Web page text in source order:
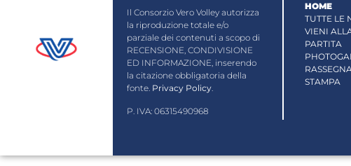
Il Consorzio Vero Volley autorizza
la riproduzione totale e/o
parziale dei contenuti a scopo di
RECENSIONE, CONDIVISIONE
ED INFORMAZIONE, inserendo
la citazione obbligatoria della
fonte. Privacy Policy.
P. IVA: 06315490968
HOME
TUTTE LE
VIENI
PARTITA
STAMPA